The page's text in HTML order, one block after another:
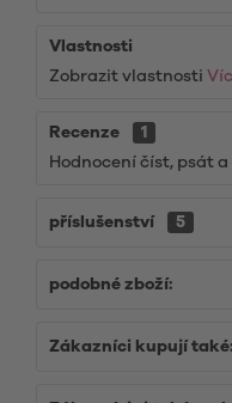
Vlastnosti
Zobrazit vlastnosti
Recenze
1
Hodnocení číst, psát
příslušenství 5
podobné zboží:
Zákazníci kupují také: